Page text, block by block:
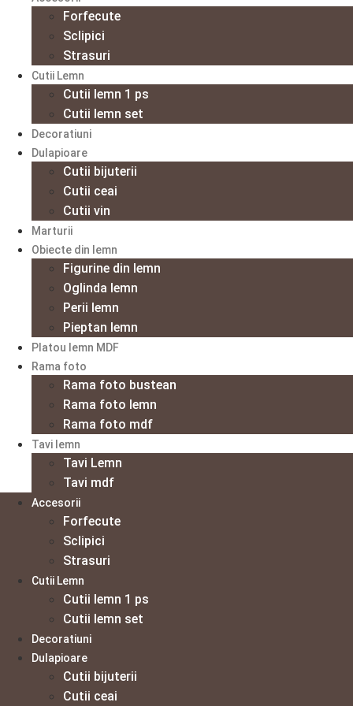
Forfecute
Sclipici
Strasuri
Cutii Lemn
Cutii lemn 1 ps
Cutii lemn set
Decoratiuni
Dulapioare
Cutii bijuterii
Cutii ceai
Cutii vin
Marturii
Obiecte din lemn
Figurine din lemn
Oglinda lemn
Perii lemn
Pieptan lemn
Platou lemn MDF
Rama foto
Rama foto bustean
Rama foto lemn
Rama foto mdf
Tavi lemn
Tavi Lemn
Tavi mdf
Accesorii
Forfecute
Sclipici
Strasuri
Cutii Lemn
Cutii lemn 1 ps
Cutii lemn set
Decoratiuni
Dulapioare
Cutii bijuterii
Cutii ceai